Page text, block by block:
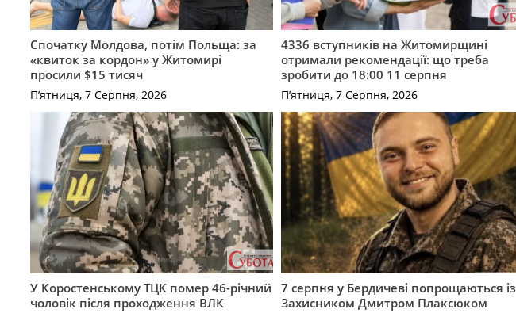
Спочатку Молдова, потім Польща: за
«квиток за кордон» у Житомирі
просили $15 тисяч
П’ятниця, 7 Серпня, 2026
4336 вступників на Житомирщині
отримали рекомендації: що треба
зробити до 18:00 11 серпня
П’ятниця, 7 Серпня, 2026
У Коростенському ТЦК помер 46-річний
чоловік після проходження ВЛК
7 серпня у Бердичеві попрощаються із
Захисником Дмитром Плаксюком